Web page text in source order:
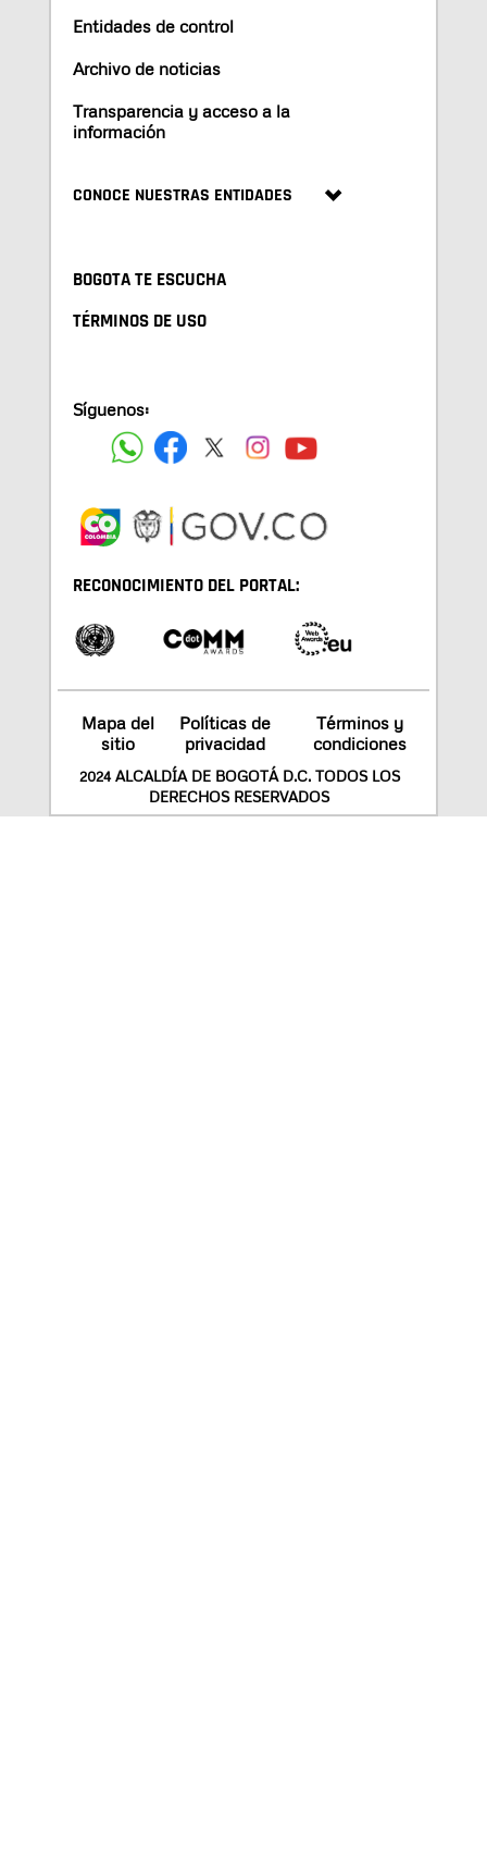
Entidades de control
Archivo de noticias
Transparencia y acceso a la
información
CONOCE NUESTRAS ENTIDADES
BOGOTA TE ESCUCHA
TÉRMINOS DE USO
Síguenos:
RECONOCIMIENTO DEL PORTAL:
Mapa del
sitio
Políticas de
privacidad
Términos y
condiciones
2024 ALCALDÍA DE BOGOTÁ D.C. TODOS LOS
DERECHOS RESERVADOS